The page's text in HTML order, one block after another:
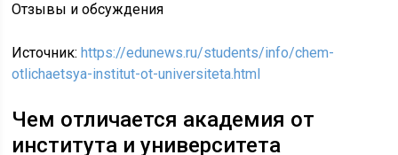
Отзывы и обсуждения
Источник: https://edunews.ru/students/info/chem-
otlichaetsya-institut-ot-universiteta.html
Чем отличается академия от
института и университета